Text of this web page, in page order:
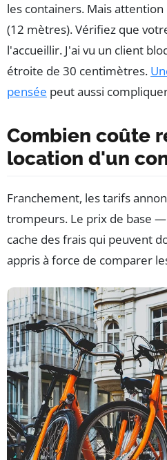
les containers. Mais
(12 mètres). Vérifiez que
l'accueillir. J'ai vu un client
étroite de 30 centimètres.
pensée peut aussi
Combien coûte
location d'un
Franchement, les tarifs
trompeurs. Le prix de base
cache des frais qui peuvent
appris à force de comparer